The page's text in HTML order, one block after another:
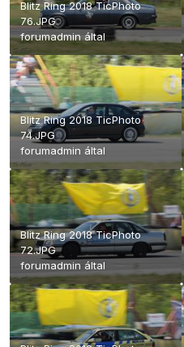
Blitz Ring 2018 TicPhoto
76.JPG
forumadmin által
Blitz Ring 2018 TicPhoto
74.JPG
forumadmin által
Blitz Ring 2018 TicPhoto
72.JPG
forumadmin által